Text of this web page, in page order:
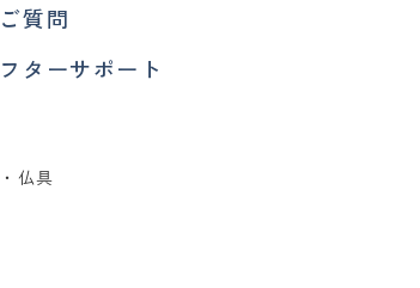
質問
ターサポート
仏具